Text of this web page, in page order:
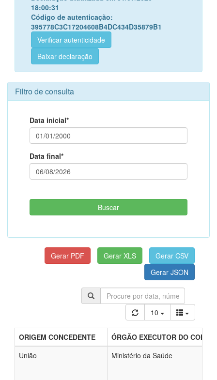
18:00:31
Código de autenticação:
395778C3C17204608B4DC434D35879B1
Verificar autenticidade
Baixar declaração
Filtro de consulta
Data inicial*
Data final*
10
ORIGEM CONCEDENTE
ÓRGÃO EXECUTOR DO
União
Ministério da Saúde